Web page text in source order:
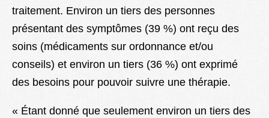
traitement. Environ un tiers des personnes
présentant des symptômes (39 %) ont reçu des
soins (médicaments sur ordonnance et/ou
conseils) et environ un tiers (36 %) ont exprimé
des besoins pour pouvoir suivre une thérapie.
« Étant donné que seulement environ un tiers des